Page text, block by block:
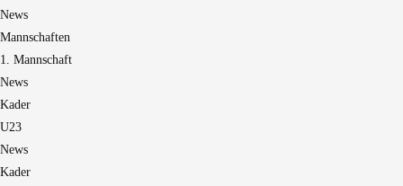
News
Mannschaften
1. Mannschaft
News
Kader
U23
News
Kader